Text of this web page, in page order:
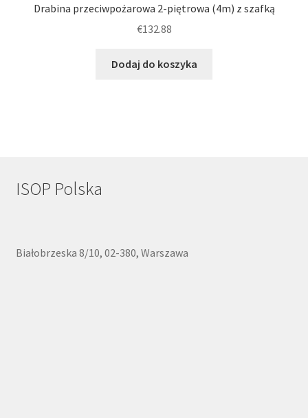
Drabina przeciwpożarowa 2-piętrowa (4m) z szafką
€132.88
Dodaj do koszyka
ISOP Polska
Białobrzeska 8/10, 02-380, Warszawa